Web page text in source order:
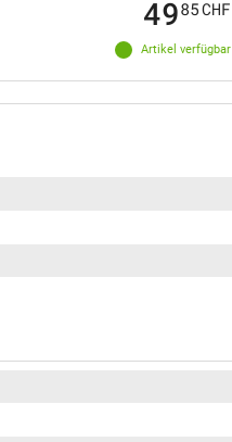
Artikel verfügbar
4985CHF